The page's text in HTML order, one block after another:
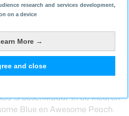
research and services development,
on a device
More →
and close
en vijf
Android 14, Android 15
A33 – prijzen en
is beschikbaar in de kleuren
Blue en Awesome Peach.